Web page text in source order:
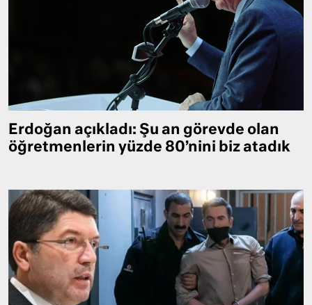
Erdoğan açıkladı: Şu an görevde olan
öğretmenlerin yüzde 80’nini biz atadık